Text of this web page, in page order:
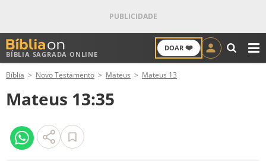
BÍBLIA SAGRADA ONLINE
DOAR ❤️
ANTIGO TESTAMENTO
NOVO TESTAMENTO
VERSÍCULOS
Bíblia Novo Testamento Mateus Mateus 13
Mateus 13:35